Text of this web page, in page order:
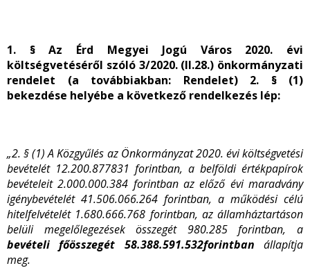
1. § Az Érd Megyei Jogú Város 2020. évi
költségvetéséről szóló 3/2020. (II.28.) önkormányzati
rendelet (a továbbiakban: Rendelet) 2. § (1)
bekezdése helyébe a következő rendelkezés lép:
„2. § (1) A Közgyűlés az Önkormányzat 2020. évi költségvetési
bevételét 12.200.877831 forintban, a belföldi értékpapírok
bevételeit 2.000.000.384 forintban az előző évi maradvány
igénybevételét 41.506.066.264 forintban, a működési célú
hitelfelvételét 1.680.666.768 forintban, az államháztartáson
belüli megelőlegezések összegét 980.285 forintban, a
bevételi főösszegét 58.388.591.532forintbanállapítja
meg.